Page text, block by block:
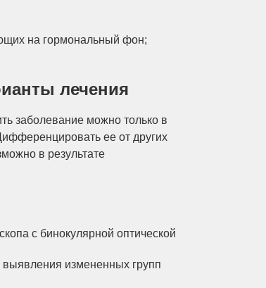
на гормональный фон;
лечения
заболевание можно только в
ее от других
в результате
с бинокулярной оптической
измененных групп